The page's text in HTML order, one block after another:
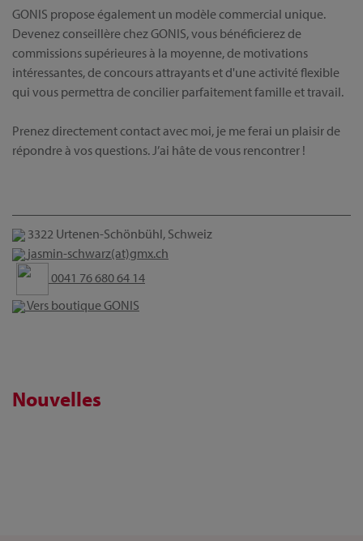
GONIS propose également un modèle commercial unique.
Devenez conseillère chez GONIS, vous bénéficierez de
commissions supérieures à la moyenne, de motivations
intéressantes, de concours attrayants et d'une activité flexible
qui vous permettra de concilier parfaitement famille et travail.
Prenez directement contact avec moi, je me ferai un plaisir de
répondre à vos questions. J’ai hâte de vous rencontrer !
3322 Urtenen-Schönbühl, Schweiz
jasmin-schwarz(at)gmx.ch
0041 76 680 64 14
Vers boutique GONIS
Nouvelles